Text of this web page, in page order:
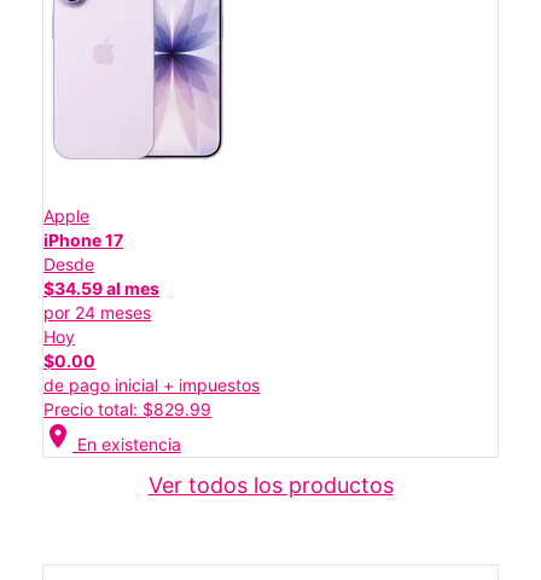
Apple
iPhone 17
Desde
$34.59 al mes
por 24 meses
Hoy
$0.00
de pago inicial + impuestos
Precio total: $829.99
location_on En existencia
Ver todos los productos